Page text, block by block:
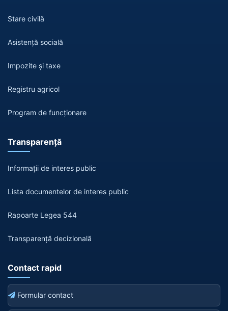
Stare civilă
Asistență socială
Impozite și taxe
Registru agricol
Program de funcționare
Transparență
Informații de interes public
Lista documentelor de interes public
Rapoarte Legea 544
Transparență decizională
Contact rapid
Formular contact